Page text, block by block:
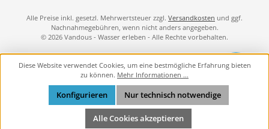
Alle Preise inkl. gesetzl. Mehrwertsteuer zzgl. Versandkosten und ggf.
Nachnahmegebühren, wenn nicht anders angegeben.
© 2026 Vandous - Wasser erleben - Alle Rechte vorbehalten.
Diese Website verwendet Cookies, um eine bestmögliche Erfahrung bieten
zu können. Mehr Informationen ...
Nur technisch notwendige
Konfigurieren
Alle Cookies akzeptieren